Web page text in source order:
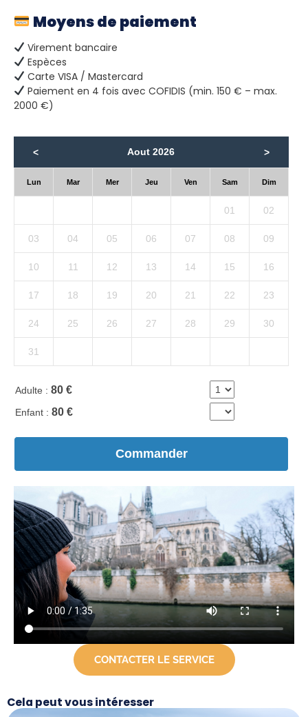
Moyens de paiement
Virement bancaire
Espèces
Carte VISA / Mastercard
Paiement en 4 fois avec COFIDIS (min. 150 € – max.
2000 €)
CONTACTER LE SERVICE
Cela peut vous intéresser